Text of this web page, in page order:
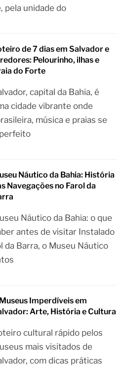
pela unidade do
de 7 dias em Salvador e
Pelourinho, ilhas e
do Forte
capital da Bahia, é
cidade vibrante onde
música e praias se
Náutico da Bahia: História
Navegações no Farol da
Náutico da Bahia: o que
antes de visitar Instalado
da Barra, o Museu Náutico
Imperdíveis em
Arte, História e Cultura
cultural rápido pelos
mais visitados de
com dicas práticas